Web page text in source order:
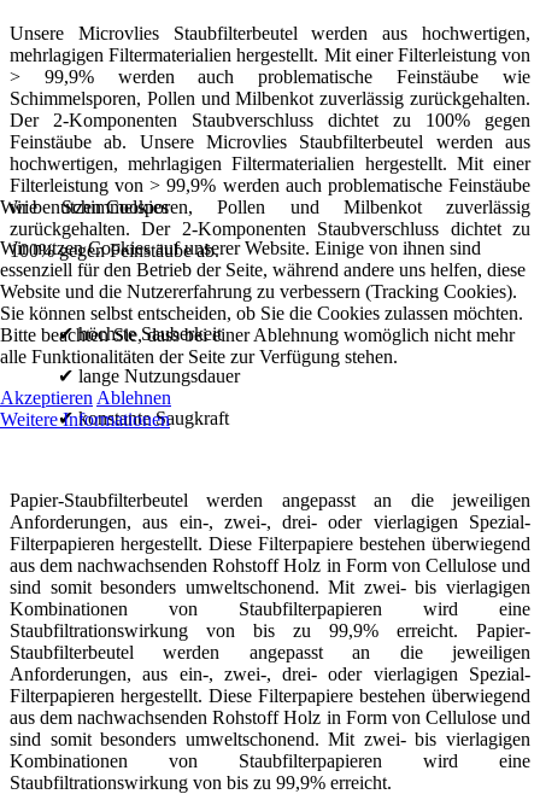
Unsere Microvlies Staubfilterbeutel werden aus hochwertigen,
mehrlagigen Filtermaterialien hergestellt. Mit einer Filterleistung von
> 99,9% werden auch problematische Feinstäube wie
Schimmelsporen, Pollen und Milbenkot zuverlässig zurückgehalten.
Der 2-Komponenten Staubverschluss dichtet zu 100% gegen
Feinstäube ab. Unsere Microvlies Staubfilterbeutel werden aus
hochwertigen, mehrlagigen Filtermaterialien hergestellt. Mit einer
Filterleistung von > 99,9% werden auch problematische Feinstäube
wie Schimmelsporen, Pollen und Milbenkot zuverlässig
zurückgehalten.Der 2-Komponenten Staubverschluss dichtet zu
100% gegen Feinstäube ab.
✔ höchste Sauberkeit
✔ lange Nutzungsdauer
✔ konstante Saugkraft
Papier-Staubfilterbeutel werden angepasst an die jeweiligen
Anforderungen, aus ein-, zwei-, drei- oder vierlagigen Spezial-
Filterpapieren hergestellt. Diese Filterpapiere bestehen überwiegend
aus dem nachwachsenden Rohstoff Holz in Form von Cellulose und
sind somit besonders umweltschonend.Mit zwei- bis vierlagigen
Kombinationen von Staubfilterpapieren wird eine
Staubfiltrationswirkung von bis zu 99,9% erreicht. Papier-
Staubfilterbeutel werden angepasst an die jeweiligen
Anforderungen, aus ein-, zwei-, drei- oder vierlagigen Spezial-
Filterpapieren hergestellt. Diese Filterpapiere bestehen überwiegend
aus dem nachwachsenden Rohstoff Holz in Form von Cellulose und
sind somit besonders umweltschonend.Mit zwei- bis vierlagigen
Kombinationen von Staubfilterpapieren wird eine
Staubfiltrationswirkung von bis zu 99,9% erreicht.
Wir benutzen Cookies
Wir nutzen Cookies auf unserer Website. Einige von ihnen sind
essenziell für den Betrieb der Seite, während andere uns helfen, diese
Website und die Nutzererfahrung zu verbessern (Tracking Cookies).
Sie können selbst entscheiden, ob Sie die Cookies zulassen möchten.
Bitte beachten Sie, dass bei einer Ablehnung womöglich nicht mehr
alle Funktionalitäten der Seite zur Verfügung stehen.
Akzeptieren Ablehnen
Weitere Informationen